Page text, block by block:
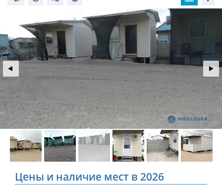
Цены и наличие мест в 2026